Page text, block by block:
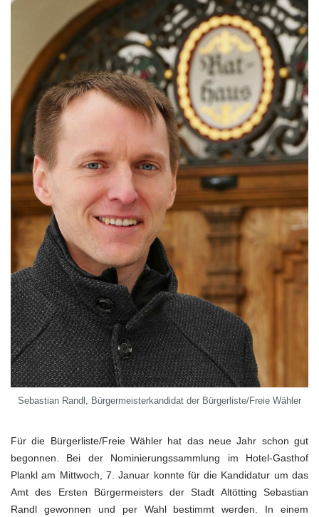
Sebastian Randl, Bürgermeisterkandidat der Bürgerliste/Freie Wähler
Für die Bürgerliste/Freie Wähler hat das neue Jahr schon gut
begonnen. Bei der Nominierungssammlung im Hotel-Gasthof
Plankl am Mittwoch, 7. Januar konnte für die Kandidatur um das
Amt des Ersten Bürgermeisters der Stadt Altötting Sebastian
Randl gewonnen und per Wahl bestimmt werden. In einem